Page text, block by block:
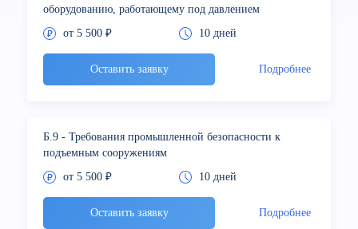
оборудованию, работающему под давлением
от 5 500 ₽
10 дней
Оставить заявку Подробнее
Б.9 - Требования промышленной безопасности к
подъемным сооружениям
от 5 500 ₽
10 дней
Оставить заявку Подробнее